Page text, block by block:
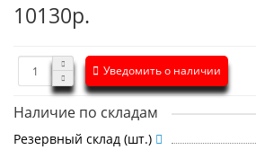
10130р.
Уведомить о наличии
Наличие по складам
Резервный склад (шт.)